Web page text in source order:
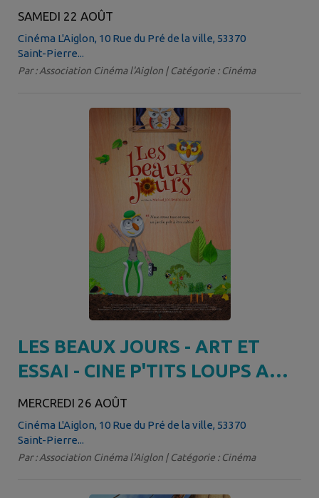
SAMEDI 22 AOÛT
Cinéma L'Aiglon, 10 Rue du Pré de la ville, 53370
Saint-Pierre...
Par : Association Cinéma l'Aiglon | Catégorie : Cinéma
LES BEAUX JOURS - ART ET
ESSAI - CINE P'TITS LOUPS A
PARTIR DE 3 ANS
MERCREDI 26 AOÛT
Cinéma L'Aiglon, 10 Rue du Pré de la ville, 53370
Saint-Pierre...
Par : Association Cinéma l'Aiglon | Catégorie : Cinéma